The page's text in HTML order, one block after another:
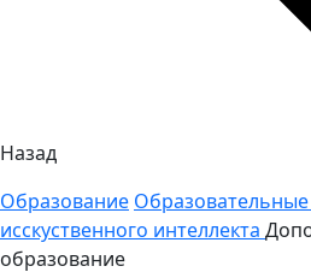
Назад
Образование
исскуственного интеллекта
образование